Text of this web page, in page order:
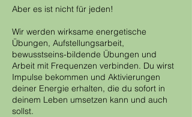
Aber es ist nicht für jeden!
Wir werden wirksame energetische
Übungen, Aufstellungsarbeit,
bewusstseins-bildende Übungen und
Arbeit mit Frequenzen verbinden. Du wirst
Impulse bekommen und Aktivierungen
deiner Energie erhalten, die du sofort in
deinem Leben umsetzen kann und auch
sollst.